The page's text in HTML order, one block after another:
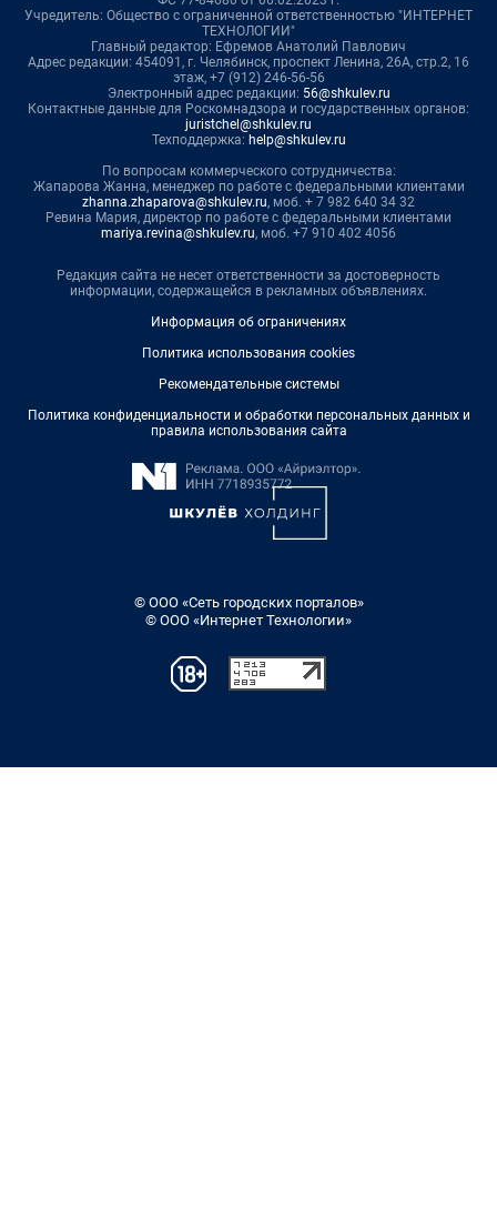
Учредитель: Общество с ограниченной ответственностью "ИНТЕРНЕТ
ТЕХНОЛОГИИ"
Главный редактор: Ефремов Анатолий Павлович
Адрес редакции: 454091, г. Челябинск, проспект Ленина, 26А, стр.2, 16
этаж, +7 (912) 246-56-56
Электронный адрес редакции: 56@shkulev.ru
Контактные данные для Роскомнадзора и государственных органов:
juristchel@shkulev.ru
Техподдержка: help@shkulev.ru
По вопросам коммерческого сотрудничества:
Жапарова Жанна, менеджер по работе с федеральными клиентами
zhanna.zhaparova@shkulev.ru, моб. + 7 982 640 34 32
Ревина Мария, директор по работе с федеральными клиентами
mariya.revina@shkulev.ru, моб. +7 910 402 4056
Редакция сайта не несет ответственности за достоверность
информации, содержащейся в рекламных объявлениях.
Информация об ограничениях
Политика использования cookies
Рекомендательные системы
Политика конфиденциальности и обработки персональных данных и
правила использования сайта
© ООО «Сеть городских порталов»
© ООО «Интернет Технологии»